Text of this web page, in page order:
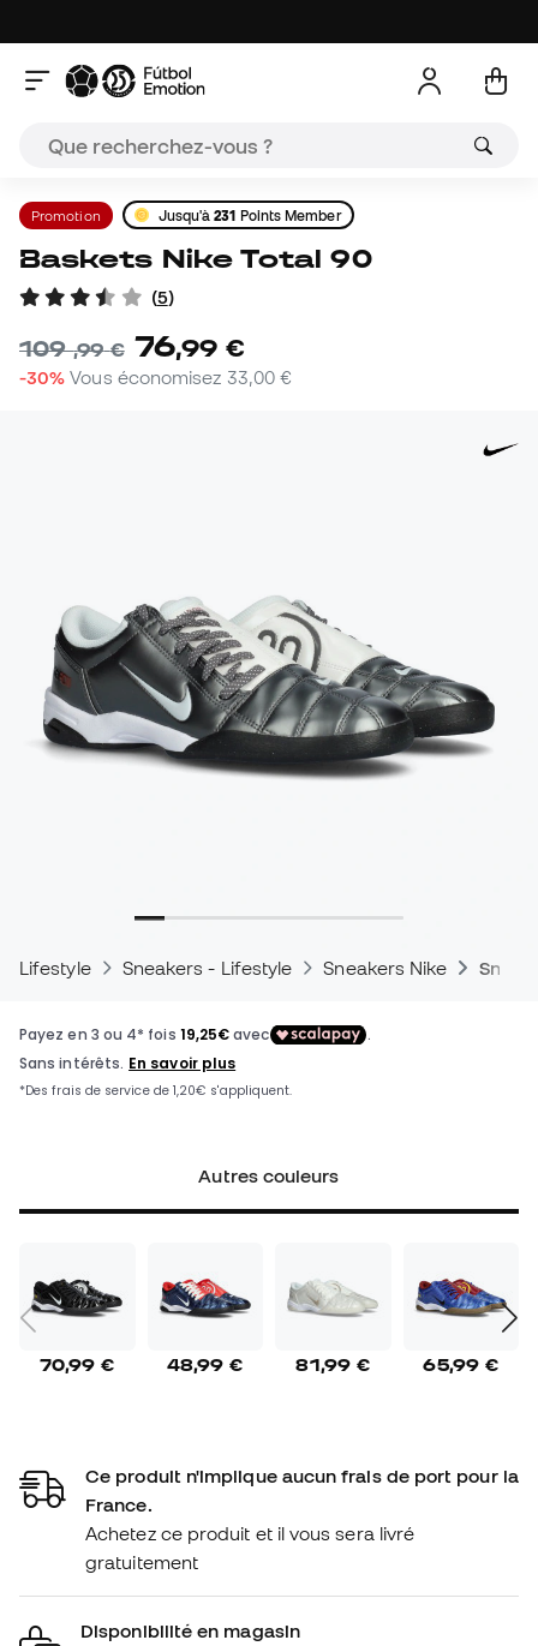
Promotion Jusqu'à231 Points Member
Baskets Nike Total 90
(5)
109,99 € 76,99 €
-30% Vous économisez 33,00 €
Lifestyle Sneakers - Lifestyle Sneakers Nike
Autres couleurs
70,99 € 48,99 € 81,99 € 65,99 €
Ce produit n'implique aucun frais de port pour la
France.
Achetez ce produit et il vous sera livré
gratuitement
Disponibilité en magasin